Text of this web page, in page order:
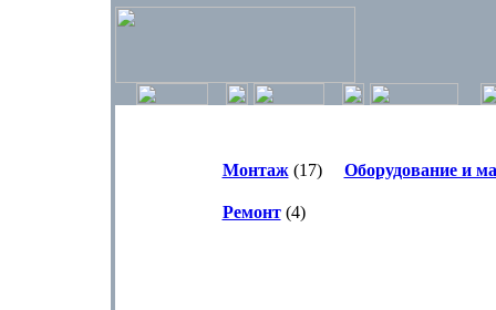
Монтаж(17) Оборудование и
Ремонт(4)